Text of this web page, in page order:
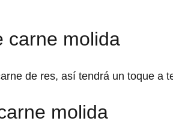
carne molida
de res, así tendrá un toque
molida